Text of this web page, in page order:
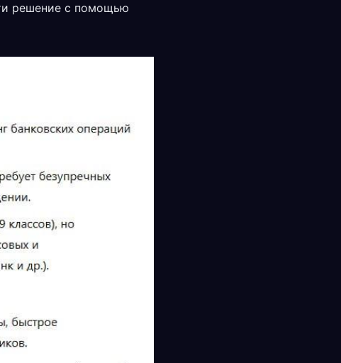
решение с помощью